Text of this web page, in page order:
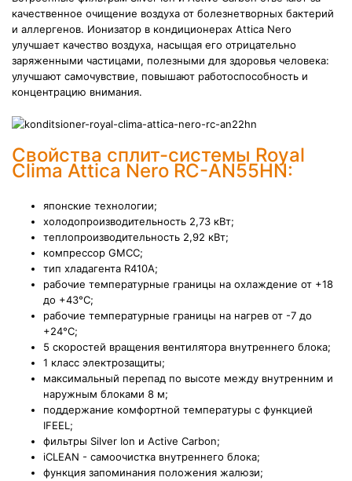
качественное очищение воздуха от болезнетворных бактерий
и аллергенов. Ионизатор в кондиционерах Attica Nero
улучшает качество воздуха, насыщая его отрицательно
заряженными частицами, полезными для здоровья человека:
улучшают самочувствие, повышают работоспособность и
концентрацию внимания.
Свойства сплит-системы Royal
Clima Attica Nero RC-AN55HN:
японские технологии;
холодопроизводительность 2,73 кВт;
теплопроизводительность 2,92 кВт;
компрессор GMCC;
тип хладагента R410A;
рабочие температурные границы на охлаждение от +18
до +43°С;
рабочие температурные границы на нагрев от -7 до
+24°С;
5 скоростей вращения вентилятора внутреннего блока;
1 класс электрозащиты;
максимальный перепад по высоте между внутренним и
наружным блоками 8 м;
поддержание комфортной температуры с функцией
IFEEL;
фильтры Silver Ion и Active Carbon;
iCLEAN - самоочистка внутреннего блока;
функция запоминания положения жалюзи;